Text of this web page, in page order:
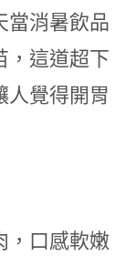
當消暑飲品
，這道超下
人覺得開胃
，口感軟嫩